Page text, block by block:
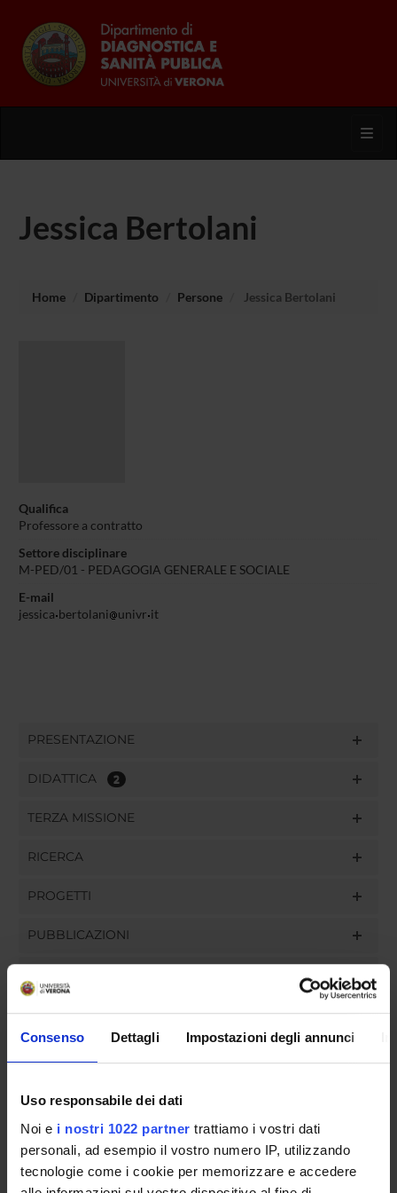
Consenso Dettagli Impostazioni degli annunci
Uso responsabile dei dati
Noi e i nostri 1022 partner trattiamo i vostri dati
personali, ad esempio il vostro numero IP, utilizzando
tecnologie come i cookie per memorizzare e accedere
Jessica Bertolani
Home Dipartimento Persone Jessica Bertolani
Qualifica
Professore a contratto
Settore disciplinare
M-PED/01 - PEDAGOGIA GENERALE E SOCIALE
E-mail
jessica bertolani univr it
PRESENTAZIONE
DIDATTICA 2
TERZA MISSIONE
RICERCA
PROGETTI
PUBBLICAZIONI
GOVERNANCE
COMMISSIONI
UFFICI E STRUTTURE DI SERVIZIO